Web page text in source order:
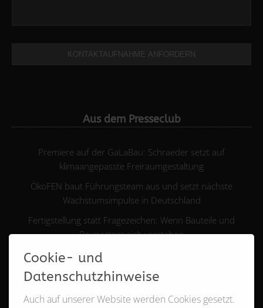
KONTAKTAUFNAHME ANFORDERN
Aus dem Presseclub
Premiere auf der GaLaBau: Schraeder setzt auf
klimaangepasste Freiraumgestaltung
ÖkoFEN baut Führungsteam aus und setzt nächste
Wachstumsimpulse in Deutschland
Fertigstellung statt Fragezeichen: Wenn Bauteile und
Baupartner sich verstehen
Entkopplung und sichere Kabelfixierung für
Fußbodenheizungen in einem Produkt
Cookie- und
Datenschutzhinweise
Auch auf unserer Website werden Cookies gesetzt.